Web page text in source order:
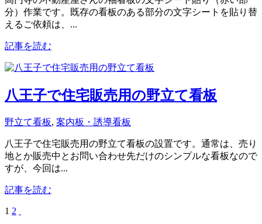
分）作業です。既存の看板のある部分の文字シートを貼り替
えるご依頼は、...
記事を読む
八王子で住宅販売用の野立て看板
野立て看板, 案内板・誘導看板
八王子で住宅販売用の野立て看板の設置です。通常は、売り
地とか販売中とお問い合わせ先だけのシンプルな看板なので
すが、今回は...
記事を読む
1 2